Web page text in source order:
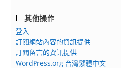
其他操作
登入
訂閱網站內容的資訊提供
訂閱留言的資訊提供
WordPress.org 台灣繁體中文